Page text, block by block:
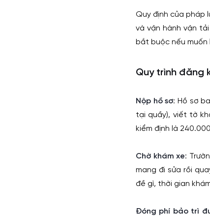
Quy định của pháp
và vận hành vận
bắt buộc nếu
Quy trình đăng
Nộp hồ sơ: Hồ sơ
tại quầy), viết tờ
kiểm định là
Chờ khám xe:
mang đi sửa rồi
đề gì, thời gian
Đóng phí bảo trì